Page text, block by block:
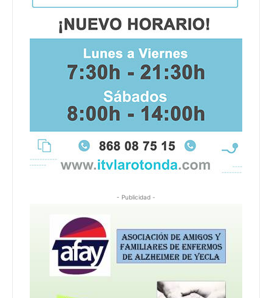
- Publicidad -